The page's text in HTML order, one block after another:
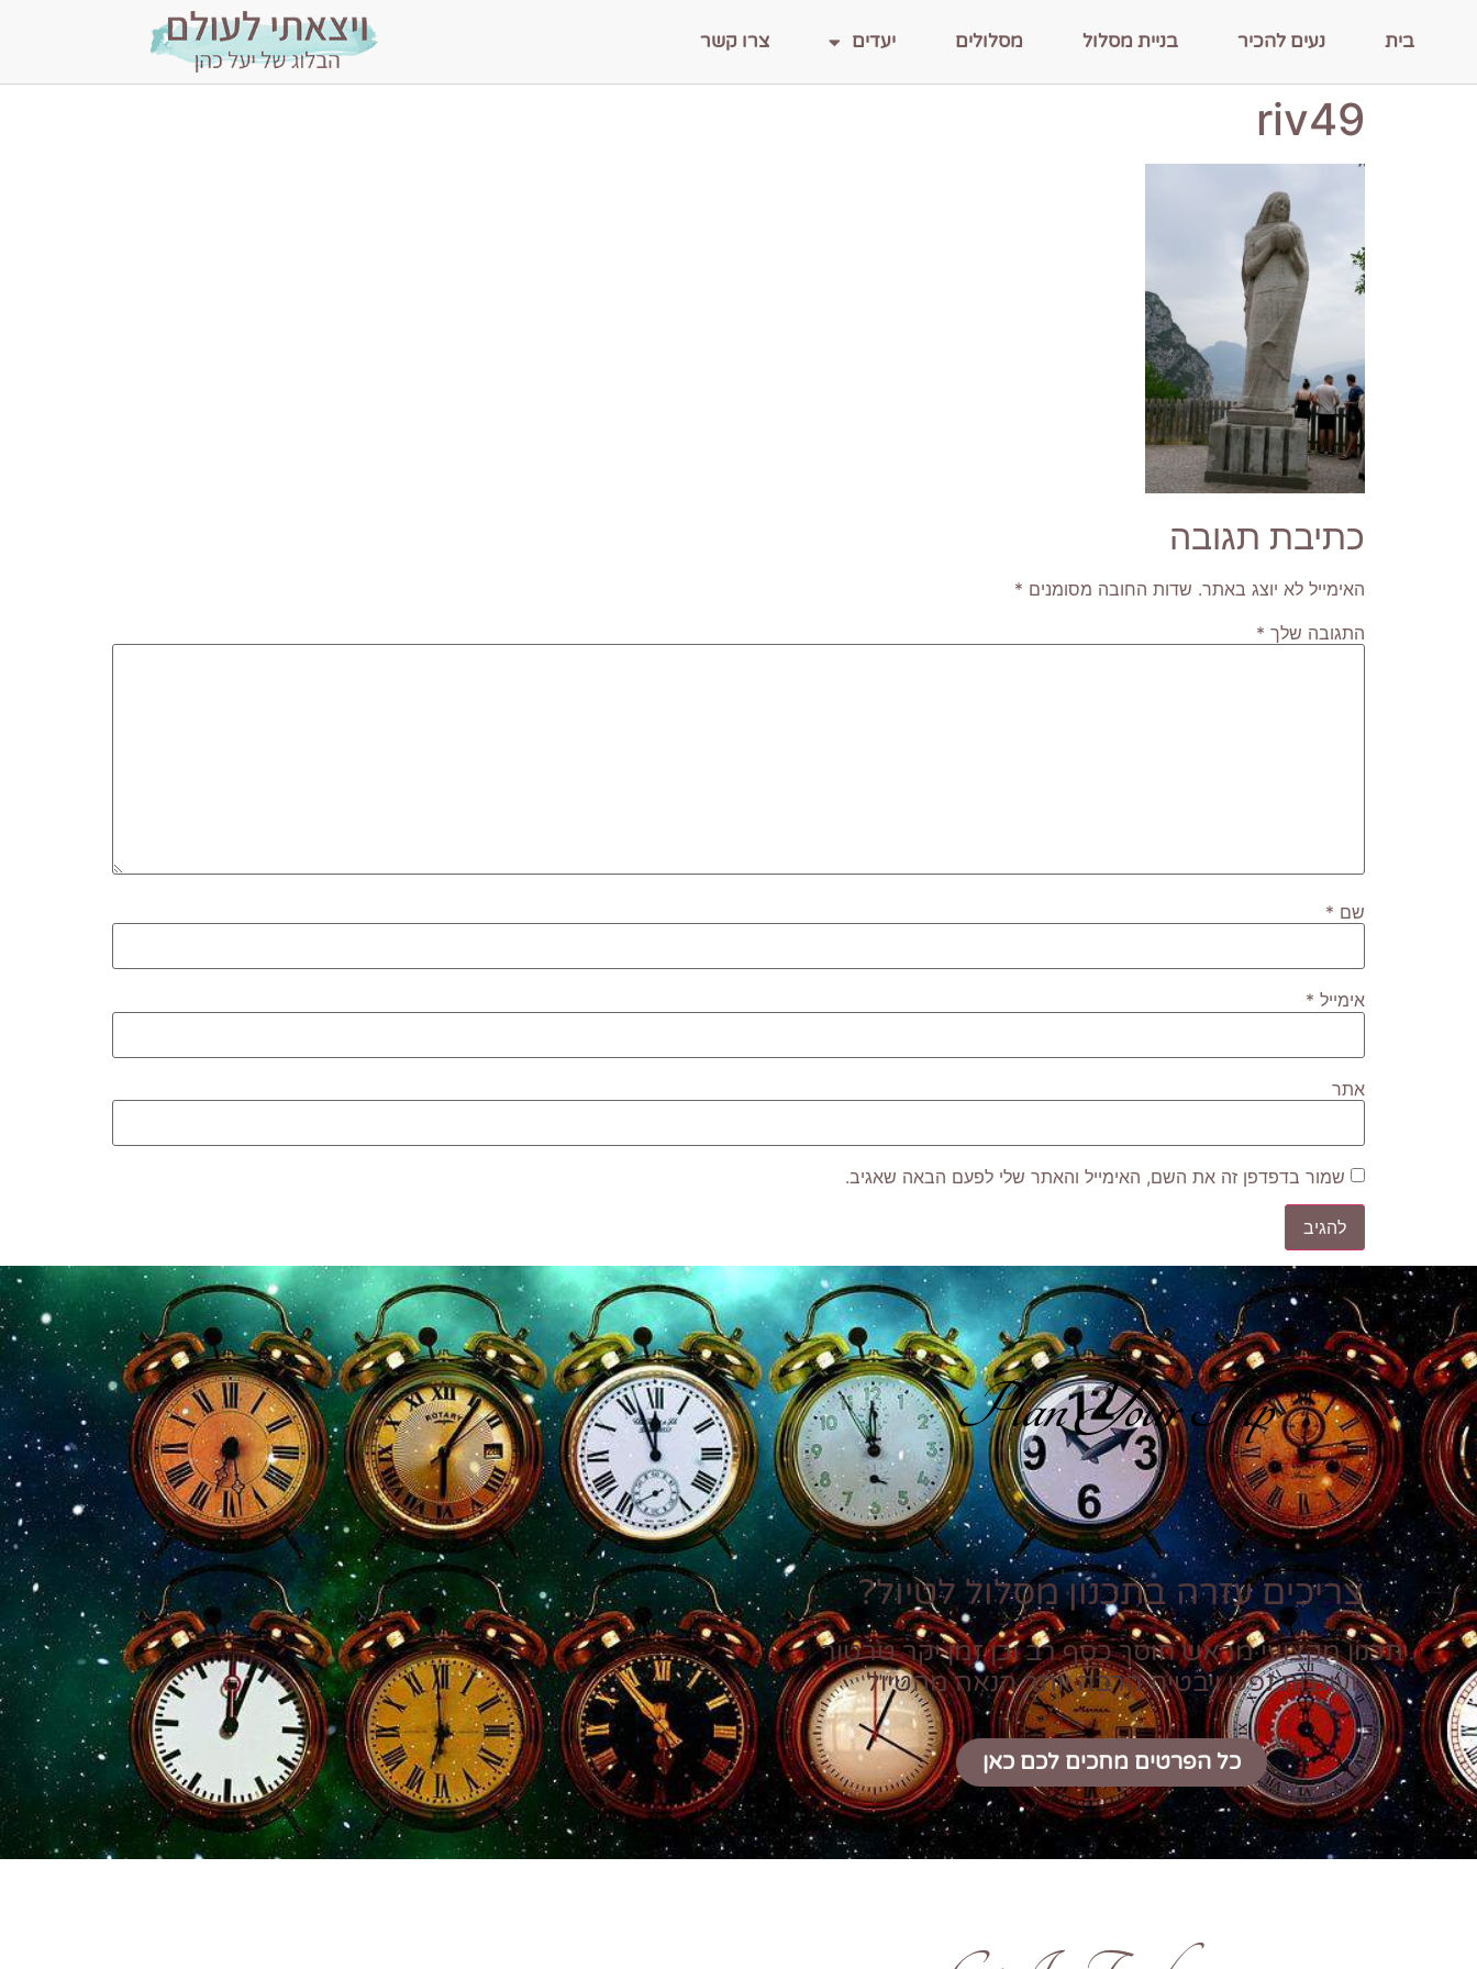
בית נעים להכיר בניית מסלול מסלולים יעדים צרו קשר
riv49
כתיבת תגובה
האימייל לא יוצג באתר. שדות החובה מסומנים *
התגובה שלך *
שם *
אימייל *
אתר
שמור בדפדפן זה את השם, האימייל והאתר שלי לפעם הבאה שאגיב.
Plan Your Trip
צריכים עזרה בתכנון מסלול לטיול?
תכנון מקצועי מראש חוסך כסף רב וכן זמן יקר טרטור
ועוגמת נפש ויבטיח הרבה יותר הנאה מהטיול
כל הפרטים מחכים לכם כאן